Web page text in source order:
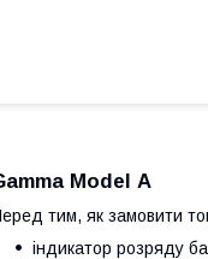
Model А
тим, як замовити
індикатор розряду